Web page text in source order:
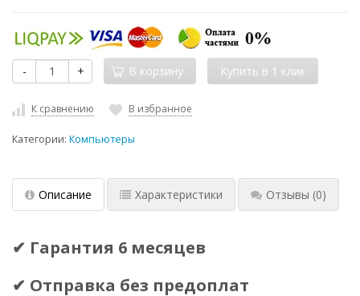
- + В корзину
К сравнению В избранное
Категории: Компьютеры
Описание Характеристики Отзывы (0)
✔ Гарантия 6 месяцев
✔ Отправка без предоплат